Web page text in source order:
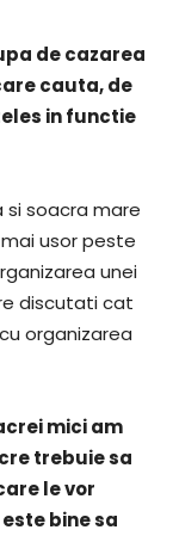
de cazarea
cauta, de
in functie
si soacra mare
usor peste
unei
discutati cat
organizarea
mici am
trebuie sa
le vor
bine sa